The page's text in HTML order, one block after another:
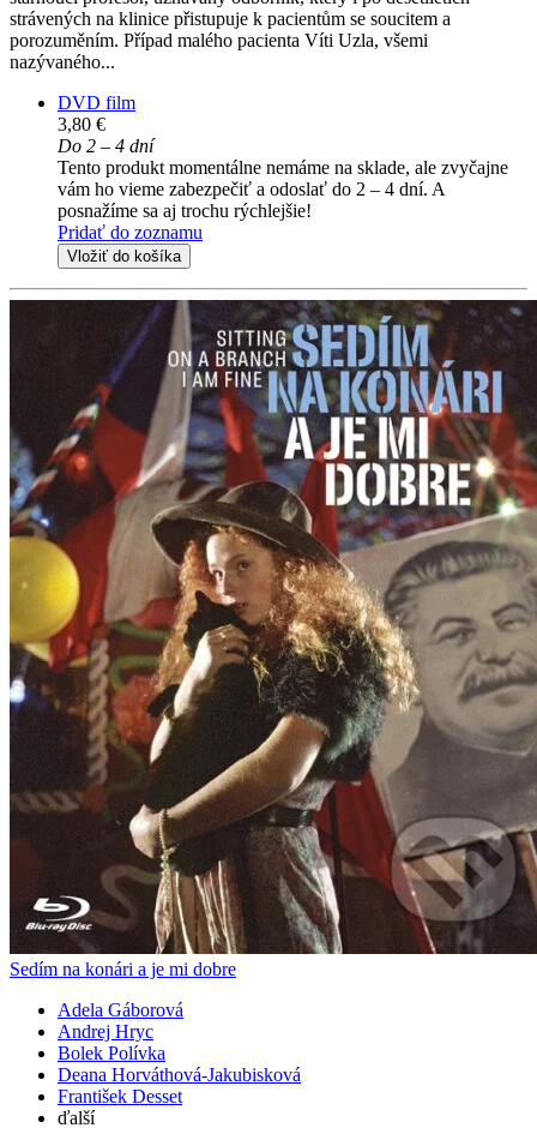
strávených na klinice přistupuje k pacientům se soucitem a
porozuměním. Případ malého pacienta Víti Uzla, všemi
nazývaného...
DVD film
3,80 €
Do 2 – 4 dní
Tento produkt momentálne nemáme na sklade, ale zvyčajne
vám ho vieme zabezpečiť a odoslať do 2 – 4 dní. A
posnažíme sa aj trochu rýchlejšie!
Pridať do zoznamu
Vložiť do košíka
Sedím na konári a je mi dobre
Adela Gáborová
Andrej Hryc
Bolek Polívka
Deana Horváthová-Jakubisková
František Desset
ďalší